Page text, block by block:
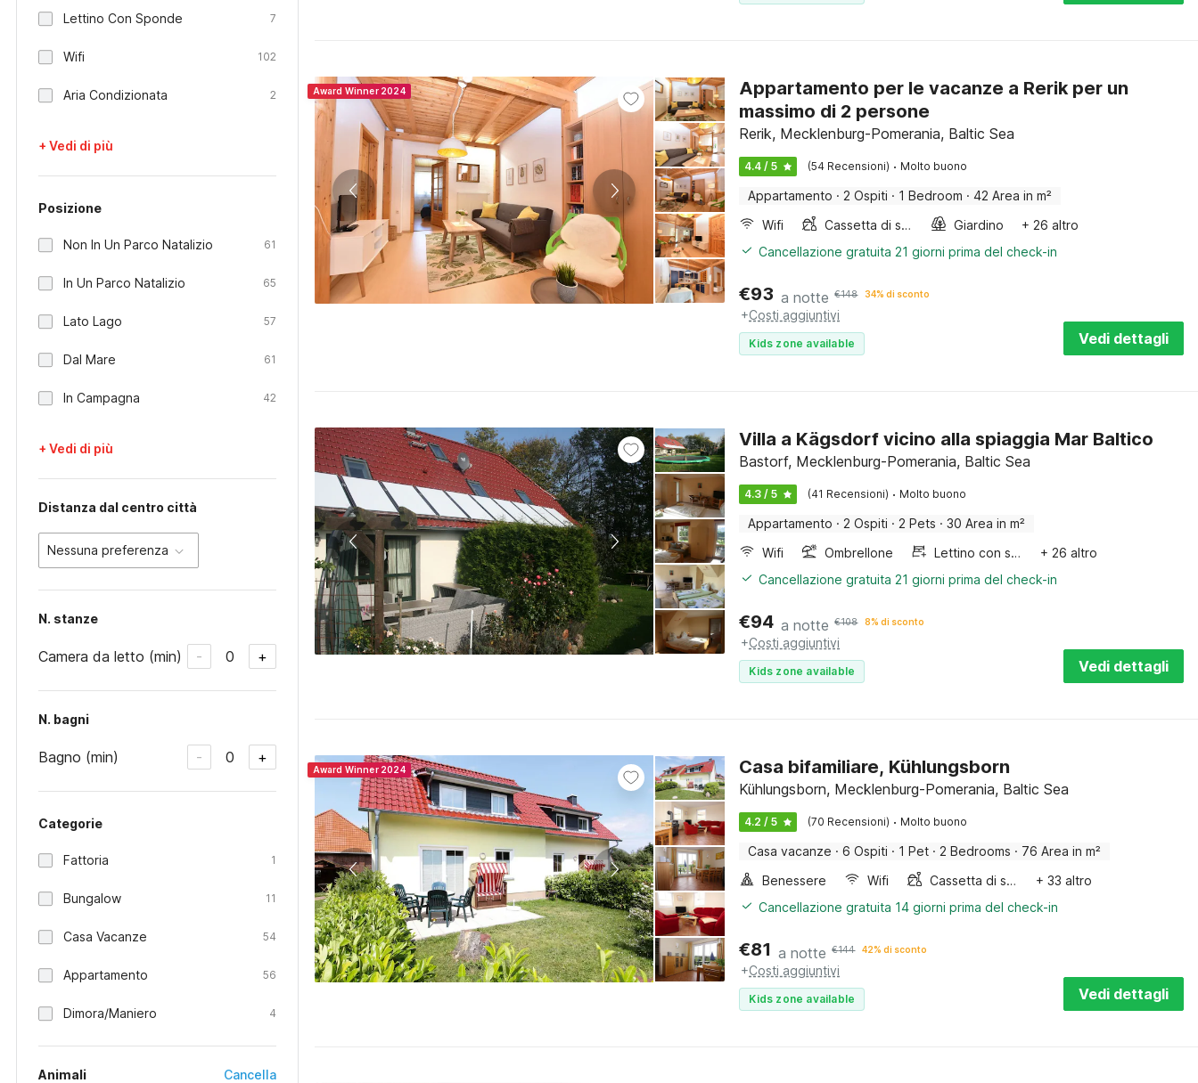
Lettino Con Sponde 7
Wifi 102
Aria Condizionata 2
+ Vedi di più
Posizione
Non In Un Parco Natalizio 61
In Un Parco Natalizio 65
Lato Lago 57
Dal Mare 61
In Campagna 42
+ Vedi di più
Distanza dal centro città
Nessuna preferenza
N. stanze
Camera da letto (min) - 0 +
N. bagni
Bagno (min) - 0 +
Categorie
Fattoria 1
Bungalow 11
Casa Vacanze 54
Appartamento 56
Dimora/Maniero 4
Animali Cancella
Award Winner 2024
Appartamento per le vacanze a Rerik per un
massimo di 2 persone
Rerik, Mecklenburg-Pomerania, Baltic Sea
4.4 / 5 (54 Recensioni) · Molto buono
Appartamento · 2 Ospiti · 1 Bedroom · 42 Area in m²
Wifi
Cassetta di sabbia Giardino
+ 26 altro
Cancellazione gratuita 21 giorni prima del check-in
€93 a notte €148 34% di sconto
+Costi aggiuntivi
Kids zone available Vedi dettagli
Villa a Kägsdorf vicino alla spiaggia Mar Baltico
Bastorf, Mecklenburg-Pomerania, Baltic Sea
4.3 / 5 (41 Recensioni) · Molto buono
Appartamento · 2 Ospiti · 2 Pets · 30 Area in m²
Wifi
Ombrellone Lettino con sponde
+ 26 altro
Cancellazione gratuita 21 giorni prima del check-in
€94 a notte €108 8% di sconto
+Costi aggiuntivi
Kids zone available Vedi dettagli
Award Winner 2024 Casa bifamiliare, Kühlungsborn
Kühlungsborn, Mecklenburg-Pomerania, Baltic Sea
4.2 / 5 (70 Recensioni) · Molto buono
Casa vacanze · 6 Ospiti · 1 Pet · 2 Bedrooms · 76 Area in m²
Benessere
Wifi Cassetta di sabbia
+ 33 altro
Cancellazione gratuita 14 giorni prima del check-in
€81 a notte €144 42% di sconto
+Costi aggiuntivi
Kids zone available Vedi dettagli